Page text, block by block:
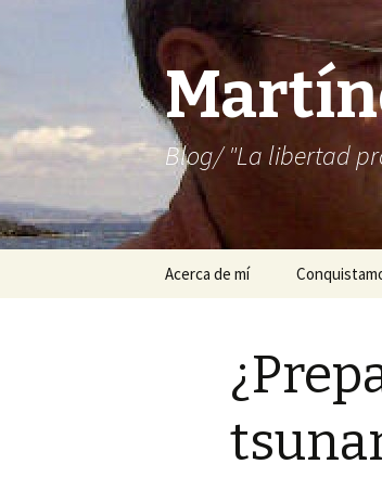
Blog/ "La libertad
Saltar
Acerca de mí